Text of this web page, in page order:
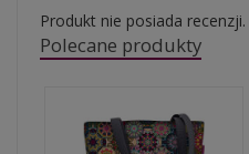
Produkt nie posiada recenzji.
Polecane produkty